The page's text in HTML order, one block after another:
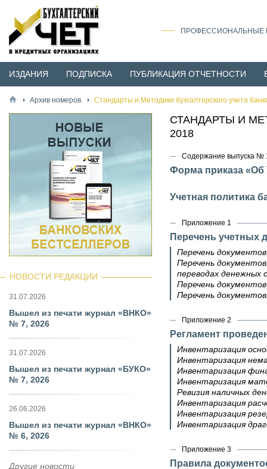
ПРОФЕССИОНАЛЬНЫЕ
ИЗДАНИЯ ПОДПИСКА ПУБЛИКАЦИЯ ОТЧЕТНОСТИ
Архив номеров Стандарты и Методики бухгалтерского учета
СТАНДАРТЫ И
2018
Содержание выпуска №
Форма приказа «Об
Учетная политика
Приложение 1
Перечень учетных
Перечень
Перечень
переводах денежных
Перечень
Перечень
Приложение 2
Регламент
Инвентаризация
Инвентаризация
Инвентаризация
Инвентаризация
Ревизия наличных
Инвентаризация
Инвентаризация
Инвентаризация
Приложение 3
Правила
НОВОСТИ РЕДАКЦИИ
31.07.2026
Вышел из печати журнал «ВНКО»
№ 7, 2026
31.07.2026
Вышел из печати журнал «БУКО»
№ 7, 2026
26.06.2026
Вышел из печати журнал «ВНКО»
№ 6, 2026
Другие новости